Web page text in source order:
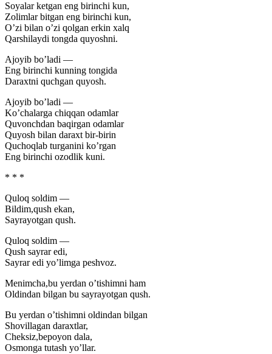
Soyalar ketgan eng birinchi kun,
Zolimlar bitgan eng birinchi kun,
O’zi bilan o’zi qolgan erkin xalq
Qarshilaydi tongda quyoshni.
Ajoyib bo’ladi —
Eng birinchi kunning tongida
Daraxtni quchgan quyosh.
Ajoyib bo’ladi —
Ko’chalarga chiqqan odamlar
Quvonchdan baqirgan odamlar
Quyosh bilan daraxt bir-birin
Quchoqlab turganini ko’rgan
Eng birinchi ozodlik kuni.
* * *
Quloq soldim —
Bildim,qush ekan,
Sayrayotgan qush.
Quloq soldim —
Qush sayrar edi,
Sayrar edi yo’limga peshvoz.
Menimcha,bu yerdan o’tishimni ham
Oldindan bilgan bu sayrayotgan qush.
Bu yerdan o’tishimni oldindan bilgan
Shovillagan daraxtlar,
Cheksiz,bepoyon dala,
Osmonga tutash yo’llar.